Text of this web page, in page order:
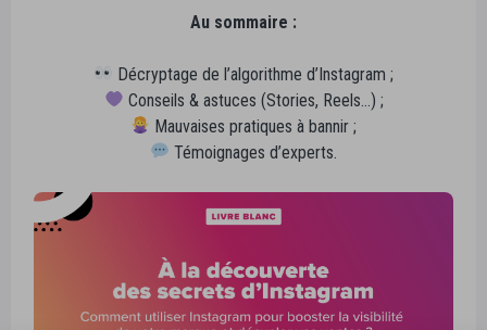
Au sommaire :
Décryptage de l’algorithme d’Instagram ;
Conseils & astuces (Stories, Reels…) ;
Mauvaises pratiques à bannir ;
Témoignages d’experts.